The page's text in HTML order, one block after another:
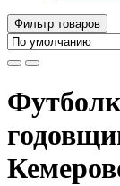
Фильтр товаров